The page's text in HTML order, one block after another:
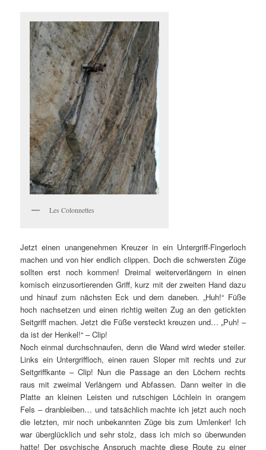
Les Colonnettes
Jetzt einen unangenehmen Kreuzer in ein Untergriff-Fingerloch
machen und von hier endlich clippen. Doch die schwersten Züge
sollten erst noch kommen! Dreimal weiterverlängern in einen
komisch einzusortierenden Griff, kurz mit der zweiten Hand dazu
und hinauf zum nächsten Eck und dem daneben. „Huh!“ Füße
hoch nachsetzen und einen richtig weiten Zug an den getickten
Seitgriff machen. Jetzt die Füße versteckt kreuzen und… „Puh! –
da ist der Henkel!“ – Clip!
Noch einmal durchschnaufen, denn die Wand wird wieder steiler.
Links ein Untergriffloch, einen rauen Sloper mit rechts und zur
Seitgriffkante – Clip! Nun die Passage an den Löchern rechts
raus mit zweimal Verlängern und Abfassen. Dann weiter in die
Platte an kleinen Leisten und rutschigen Löchlein in orangem
Fels – dranbleiben… und tatsächlich machte ich jetzt auch noch
die letzten, mir noch unbekannten Züge bis zum Umlenker! Ich
war überglücklich und sehr stolz, dass ich mich so überwunden
hatte! Der psychische Anspruch machte diese Route zu einer